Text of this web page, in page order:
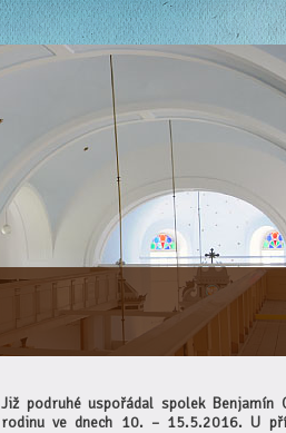
Již podruhé uspořádal spolek Benjamín
rodinu ve dnech 10. – 15.5.2016. U